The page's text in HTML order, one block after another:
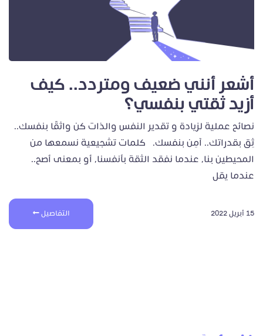
أشعر أنني ضعيف ومتردد.. كيف
أزيد ثقتي بنفسي؟
نصائح عملية لزيادة و تقدير النفس والذات كن واثقًا بنفسك..
ثِق بقدراتك.. آمِن بنفسك. كلمات تشجيعية نسمعها من
المحيطين بنا، عندما نفقد الثقة بأنفسنا، أو بمعنى أصح..
عندما يقل
15 أبريل 2022 التفاصيل